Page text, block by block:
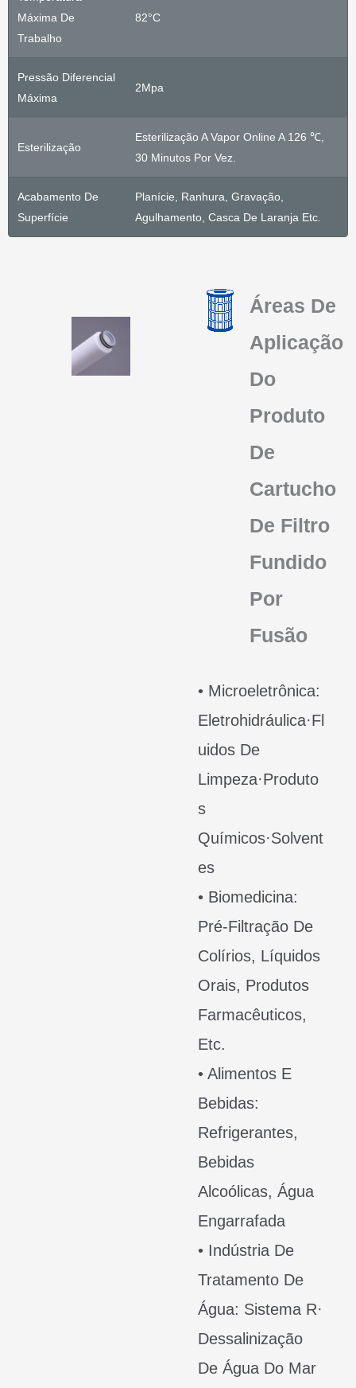
Máxima De
Trabalho
82°C
Pressão Diferencial
Máxima
2Mpa
Esterilização
Esterilização A Vapor Online A 126 ℃,
30 Minutos Por Vez.
Acabamento De
Superfície
Planície, Ranhura, Gravação,
Agulhamento, Casca De Laranja Etc.
Áreas De
Aplicação
Do
Produto
De
Cartucho
De Filtro
Fundido
Por
Fusão
• Microeletrônica:
Eletrohidráulica·Fl
Uidos De
Limpeza·Produto
S
Químicos·Solvent
Es
• Biomedicina:
Pré-Filtração De
Colírios, Líquidos
Orais, Produtos
Farmacêuticos,
Etc.
• Alimentos E
Bebidas:
Refrigerantes,
Bebidas
Alcoólicas, Água
Engarrafada
• Indústria De
Tratamento De
Água: Sistema R·
Dessalinização
De Água Do Mar